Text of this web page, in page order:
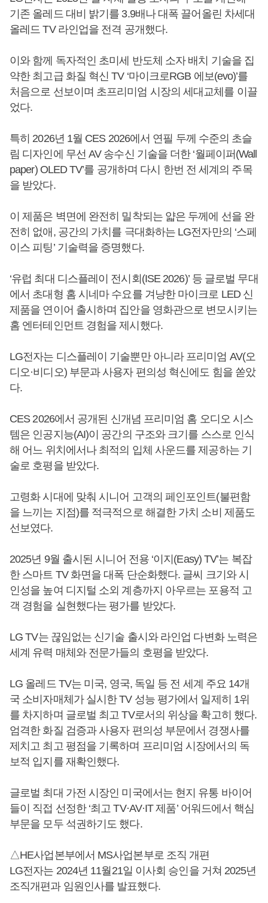
기존 올레드 대비 밝기를 3.9배나 대폭 끌어올린 차세대
올레드 TV 라인업을 전격 공개했다.
이와 함께 독자적인 초미세 반도체 소자 배치 기술을 집
약한 최고급 화질 혁신 TV ‘마이크로RGB 에보(evo)’를
처음으로 선보이며 초프리미엄 시장의 세대교체를 이끌
었다.
특히 2026년 1월 CES 2026에서 연필 두께 수준의 초슬
림 디자인에 무선 AV 송수신 기술을 더한 ‘월페이퍼(Wall
paper) OLED TV’를 공개하며 다시 한번 전 세계의 주목
을 받았다.
이 제품은 벽면에 완전히 밀착되는 얇은 두께에 선을 완
전히 없애, 공간의 가치를 극대화하는 LG전자만의 ‘스페
이스 피팅’ 기술력을 증명했다.
‘유럽 최대 디스플레이 전시회(ISE 2026)’ 등 글로벌 무대
에서 초대형 홈 시네마 수요를 겨냥한 마이크로 LED 신
제품을 연이어 출시하며 집안을 영화관으로 변모시키는
홈 엔터테인먼트 경험을 제시했다.
LG전자는 디스플레이 기술뿐만 아니라 프리미엄 AV(오
디오·비디오) 부문과 사용자 편의성 혁신에도 힘을 쏟았
다.
CES 2026에서 공개된 신개념 프리미엄 홈 오디오 시스
템은 인공지능(AI)이 공간의 구조와 크기를 스스로 인식
해 어느 위치에서나 최적의 입체 사운드를 제공하는 기
술로 호평을 받았다.
고령화 시대에 맞춰 시니어 고객의 페인포인트(불편함
을 느끼는 지점)를 적극적으로 해결한 가치 소비 제품도
선보였다.
2025년 9월 출시된 시니어 전용 ‘이지(Easy) TV’는 복잡
한 스마트 TV 화면을 대폭 단순화했다. 글씨 크기와 시
인성을 높여 디지털 소외 계층까지 아우르는 포용적 고
객 경험을 실현했다는 평가를 받았다.
LG TV는 끊임없는 신기술 출시와 라인업 다변화 노력은
세계 유력 매체와 전문가들의 호평을 받았다.
LG 올레드 TV는 미국, 영국, 독일 등 전 세계 주요 14개
국 소비자매체가 실시한 TV 성능 평가에서 일제히 1위
를 차지하며 글로벌 최고 TV로서의 위상을 확고히 했다.
엄격한 화질 검증과 사용자 편의성 부문에서 경쟁사를
제치고 최고 평점을 기록하며 프리미엄 시장에서의 독
보적 입지를 재확인했다.
글로벌 최대 가전 시장인 미국에서는 현지 유통 바이어
들이 직접 선정한 ‘최고 TV·AV·IT 제품’ 어워드에서 핵심
부문을 모두 석권하기도 했다.
△HE사업본부에서 MS사업본부로 조직 개편
LG전자는 2024년 11월21일 이사회 승인을 거쳐 2025년
조직개편과 임원인사를 발표했다.